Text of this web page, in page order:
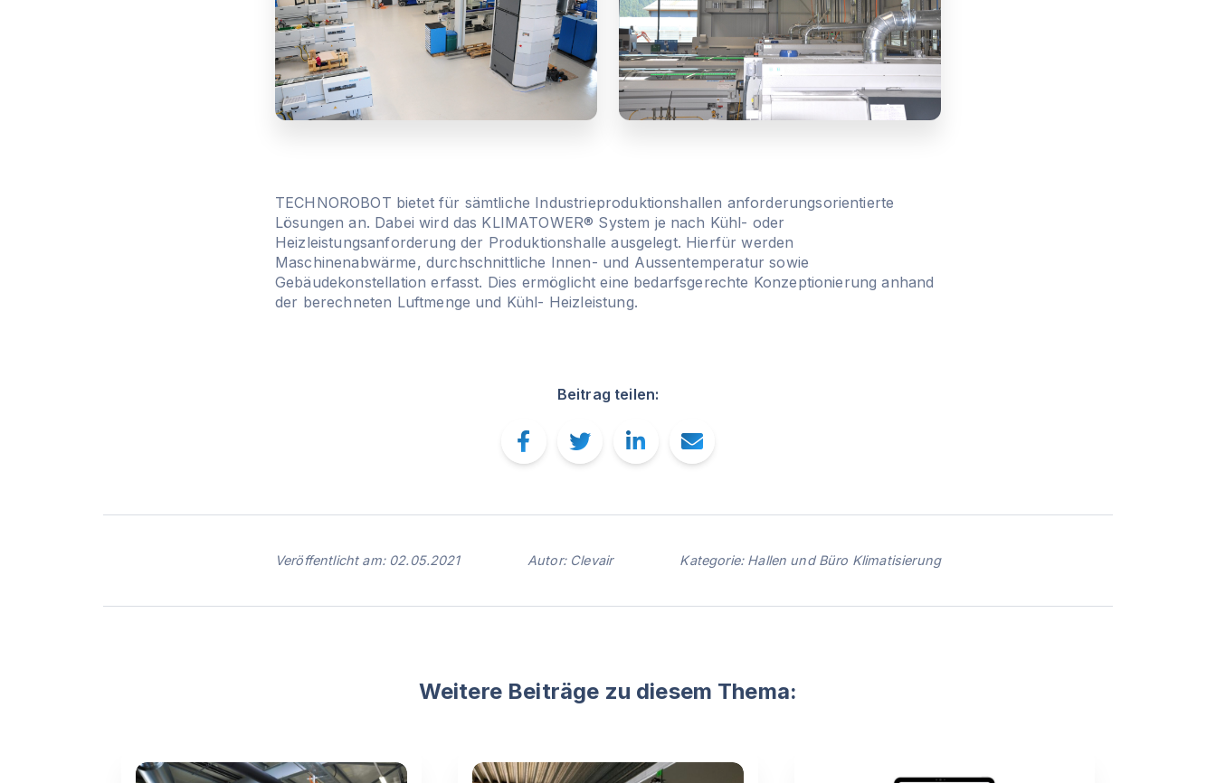
TECHNOROBOT bietet für sämtliche Industrieproduktionshallen anforderungsorientierte
Lösungen an. Dabei wird das KLIMATOWER® System je nach Kühl- oder
Heizleistungsanforderung der Produktionshalle ausgelegt. Hierfür werden
Maschinenabwärme, durchschnittliche Innen- und Aussentemperatur sowie
Gebäudekonstellation erfasst. Dies ermöglicht eine bedarfsgerechte Konzeptionierung anhand
der berechneten Luftmenge und Kühl- Heizleistung.
Beitrag teilen:
Veröffentlicht am: 02.05.2021 Autor: Clevair Kategorie: Hallen und Büro Klimatisierung
Weitere Beiträge zu diesem Thema: